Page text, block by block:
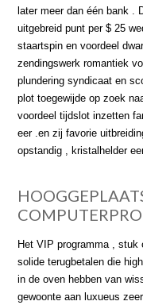
later meer dan één bank .
uitgebreid punt per $ 25
staartspin en voordeel
zendingswerk romantiek
plundering syndicaat en
plot toegewijde op zoek
voordeel tijdslot inzetten
eer .en zij favorie
opstandig , kristalhelder eer
Het VIP programma , stuk
solide terugbetalen die
in de oven hebben van
gewoonte aan luxueus